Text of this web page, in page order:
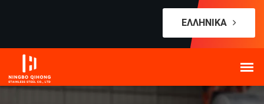
ΕΛΛΗΝΙΚΆ